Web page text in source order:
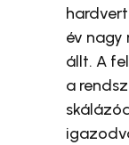
év nagy
állt. A
a